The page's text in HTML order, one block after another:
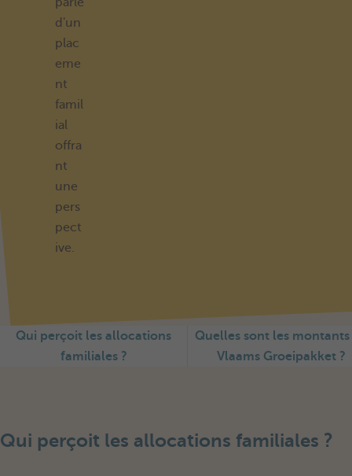
d'un
plac
eme
nt
famil
ial
offra
nt
une
pers
pect
ive.
Qui perçoit les allocations
familiales ?
Quelles sont les montants
Vlaams Groeipakket ?
Qui perçoit les allocations familiales ?